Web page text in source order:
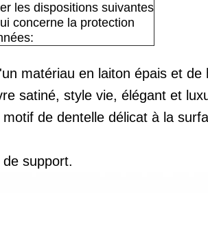
les dispositions suivantes
concerne la protection
matériau en laiton épais et
satiné, style vie, élégant et
de dentelle délicat à la
support.